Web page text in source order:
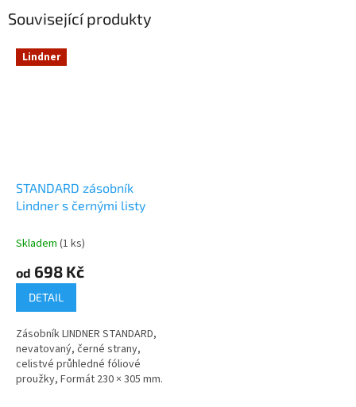
Související produkty
Lindner
STANDARD zásobník
Lindner s černými listy
Skladem (1 ks)
od 698 Kč
DETAIL
Zásobník LINDNER STANDARD,
nevatovaný, černé strany,
celistvé průhledné fóliové
proužky, Formát 230 × 305 mm.